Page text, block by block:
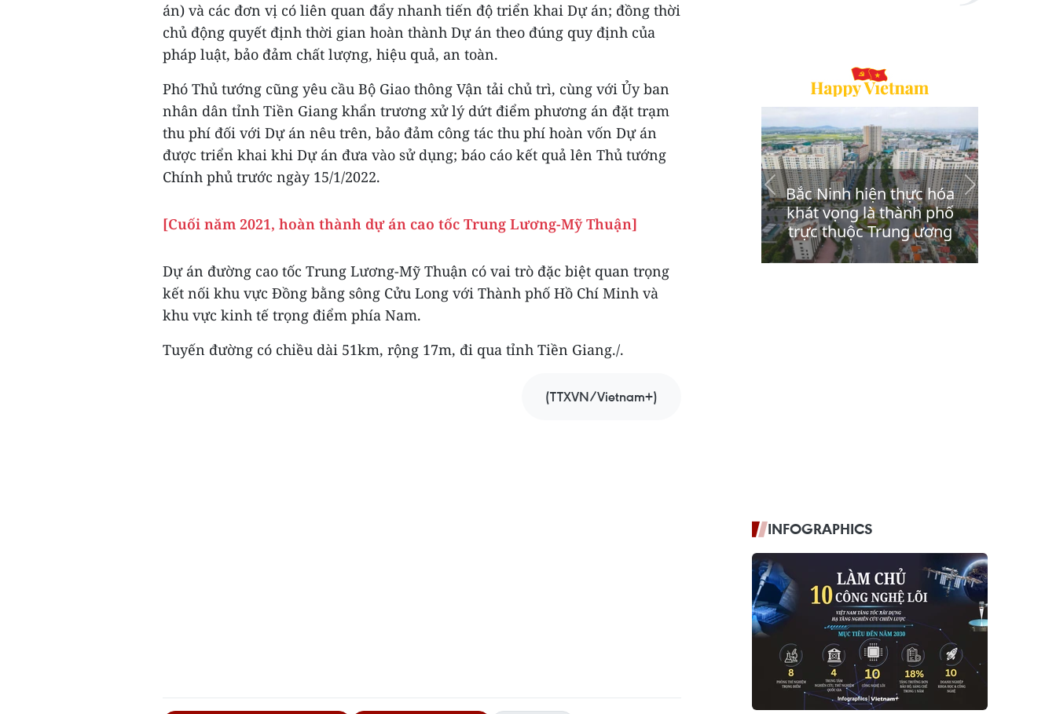
án) và các đơn vị có liên quan đẩy nhanh tiến độ triển khai Dự án; đồng thời
chủ động quyết định thời gian hoàn thành Dự án theo đúng quy định của
pháp luật, bảo đảm chất lượng, hiệu quả, an toàn.
Phó Thủ tướng cũng yêu cầu Bộ Giao thông Vận tải chủ trì, cùng với Ủy ban
nhân dân tỉnh Tiền Giang khẩn trương xử lý dứt điểm phương án đặt trạm
thu phí đối với Dự án nêu trên, bảo đảm công tác thu phí hoàn vốn Dự án
được triển khai khi Dự án đưa vào sử dụng; báo cáo kết quả lên Thủ tướng
Chính phủ trước ngày 15/1/2022.
[Cuối năm 2021, hoàn thành dự án cao tốc Trung Lương-Mỹ Thuận]
Dự án đường cao tốc Trung Lương-Mỹ Thuận có vai trò đặc biệt quan trọng
kết nối khu vực Đồng bằng sông Cửu Long với Thành phố Hồ Chí Minh và
khu vực kinh tế trọng điểm phía Nam.
Tuyến đường có chiều dài 51km, rộng 17m, đi qua tỉnh Tiền Giang./.
(TTXVN/Vietnam+)
INFOGRAPHICS